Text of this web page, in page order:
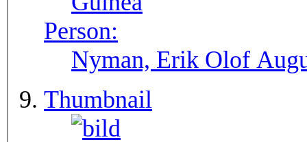
Person:
Nyman, Erik Olof
Thumbnail